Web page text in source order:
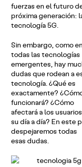
fuerzas en el futuro
próxima generación:
tecnología 5G.
Sin embargo, como en
todas las tecnologías
emergentes, hay
dudas que rodean a
tecnología. ¿Qué es
exactamente?
funcionará? ¿Cómo
afectará a los
su día a día? En este
despejaremos todas
esas dudas.